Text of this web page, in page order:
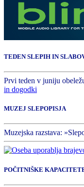
TEDEN SLEPIH IN
Prvi teden v juniju
in dogodki
MUZEJ SLEPOPISJA
Muzejska razstava:
POČITNIŠKE